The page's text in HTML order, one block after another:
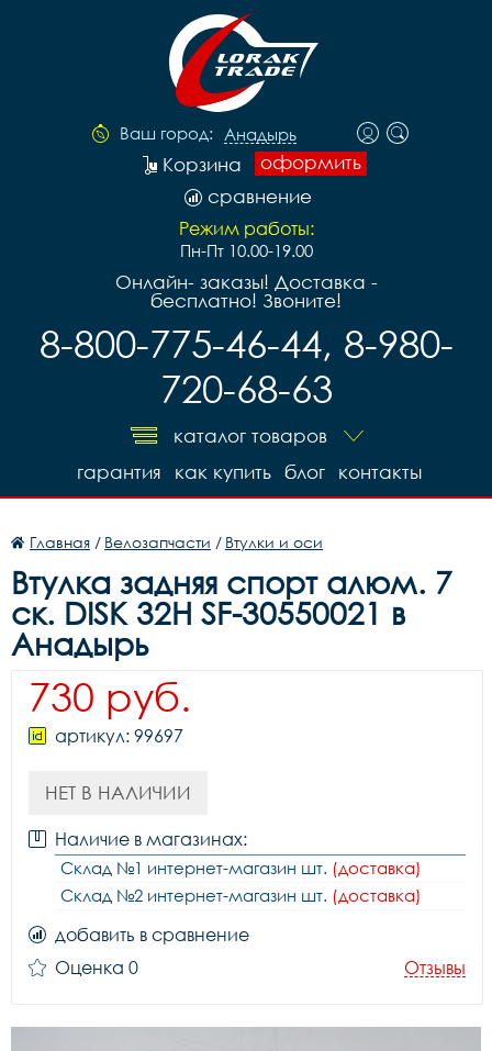
Ваш город: Анадырь
оформить
Корзина
сравнение
Режим работы:
Пн-Пт 10.00-19.00
Онлайн- заказы! Доставка -
бесплатно! Звоните!
8-800-775-46-44, 8-980-
720-68-63
каталог товаров
контакты
блог
как купить
гарантия
Главная / Велозапчасти / Втулки и оси
Втулка задняя спорт алюм. 7
ск. DISK 32H SF-30550021 в
Анадырь
730 руб.
артикул: 99697
НЕТ В НАЛИЧИИ
Наличие в магазинах:
Склад №1 интернет-магазин шт. (доставка)
Склад №2 интернет-магазин шт. (доставка)
добавить в сравнение
Оценка 0
Отзывы